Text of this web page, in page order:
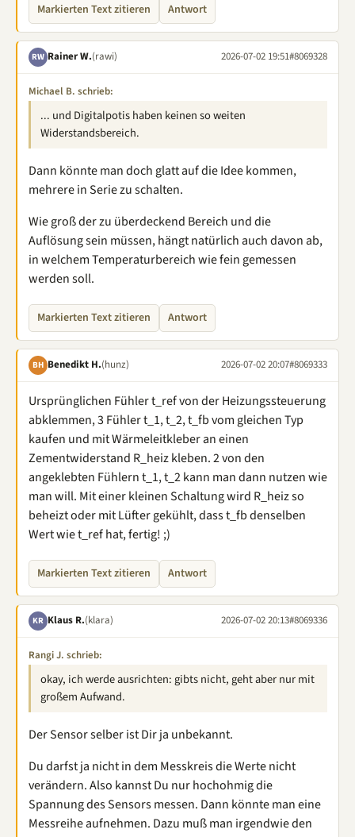
Markierten Text zitieren Antwort
RW Rainer W.(rawi) 2026-07-02 19:51#8069328
Michael B. schrieb:
... und Digitalpotis haben keinen so weiten
Widerstandsbereich.
Dann könnte man doch glatt auf die Idee kommen,
mehrere in Serie zu schalten.
Wie groß der zu überdeckend Bereich und die
Auflösung sein müssen, hängt natürlich auch davon ab,
in welchem Temperaturbereich wie fein gemessen
werden soll.
Markierten Text zitieren Antwort
BH Benedikt H.(hunz) 2026-07-02 20:07#8069333
Ursprünglichen Fühler t_ref von der Heizungssteuerung
abklemmen, 3 Fühler t_1, t_2, t_fb vom gleichen Typ
kaufen und mit Wärmeleitkleber an einen
Zementwiderstand R_heiz kleben. 2 von den
angeklebten Fühlern t_1, t_2 kann man dann nutzen wie
man will. Mit einer kleinen Schaltung wird R_heiz so
beheizt oder mit Lüfter gekühlt, dass t_fb denselben
Wert wie t_ref hat, fertig! ;)
Markierten Text zitieren Antwort
KR Klaus R.(klara) 2026-07-02 20:13#8069336
Rangi J. schrieb:
okay, ich werde ausrichten: gibts nicht, geht aber nur mit
großem Aufwand.
Der Sensor selber ist Dir ja unbekannt.
Du darfst ja nicht in dem Messkreis die Werte nicht
verändern. Also kannst Du nur hochohmig die
Spannung des Sensors messen. Dann könnte man eine
Messreihe aufnehmen. Dazu muß man irgendwie den